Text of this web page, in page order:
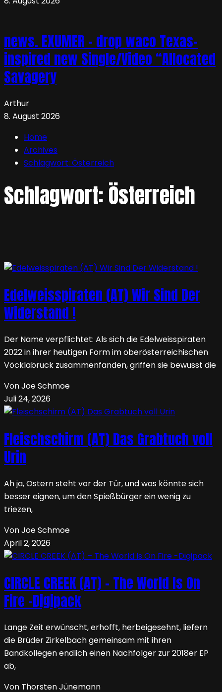
news. EXUMER – drop waco Texas-
inspired new Single/Video “Allocated
Savagery
Arthur
8. August 2026
Home
Archives
Schlagwort: Österreich
Schlagwort:Österreich
Edelweisspiraten (AT) Wir Sind Der
Widerstand !
Der Name verpflichtet: Als sich die Edelweisspiraten
2022 in ihrer heutigen Form im oberösterreichischen
Vöcklabruck zusammenfanden, griffen sie bewusst die
Von Joe Schmoe
Juli 24, 2026
Fleischschirm (AT) Das Grabtuch voll
Urin
Ah ja, Ostern steht vor der Tür, und was könnte sich
besser eignen, um den Spießbürger ein wenig zu
triezen,
Von Joe Schmoe
April 2, 2026
CIRCLE CREEK (AT) – The World Is On
Fire -Digipack
Lange Zeit erwünscht, erhofft, herbeigesehnt, liefern
die Brüder Zirkelbach gemeinsam mit ihren
Bandkollegen endlich einen Nachfolger zur 2018er EP
ab,
Von Thorsten Jünemann